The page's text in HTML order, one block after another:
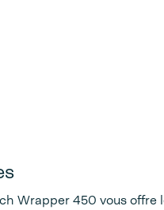
Wrapper 450 vous offre